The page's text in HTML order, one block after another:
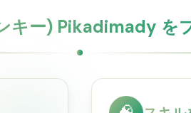
キー) Pikadimady を